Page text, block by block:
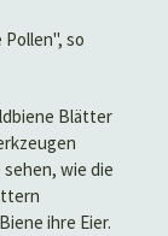
so
Blätter
wie die
ihre Eier.